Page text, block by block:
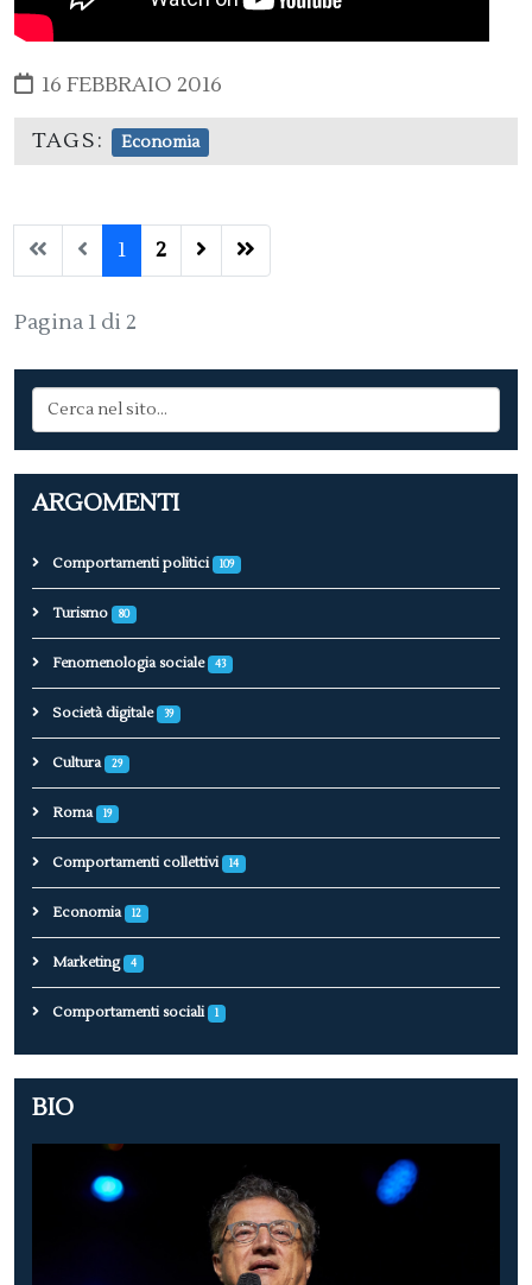
16 FEBBRAIO 2016
TAGS: Economia
1 2
Pagina 1 di 2
ARGOMENTI
Comportamenti politici 109
Turismo 80
Fenomenologia sociale 43
Società digitale 39
Cultura 29
Roma 19
Comportamenti collettivi 14
Economia 12
Marketing 4
Comportamenti sociali 1
BIO